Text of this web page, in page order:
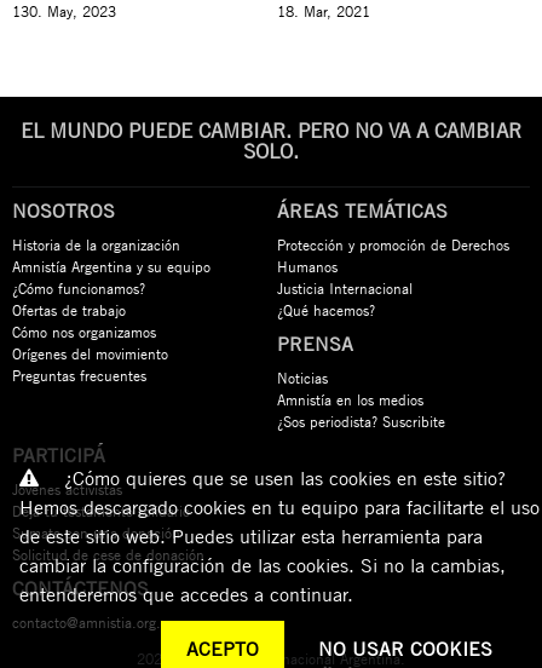
130. May, 2023 18. Mar, 2021
EL MUNDO PUEDE CAMBIAR. PERO NO VA A CAMBIAR
SOLO.
NOSOTROS
Historia de la organización
Amnistía Argentina y su equipo
¿Cómo funcionamos?
Ofertas de trabajo
Cómo nos organizamos
Orígenes del movimiento
Preguntas frecuentes
ÁREAS TEMÁTICAS
Protección y promoción de Derechos
Humanos
Justicia Internacional
¿Qué hacemos?
PRENSA
Noticias
Amnistía en los medios
¿Sos periodista? Suscribite
PARTICIPÁ
Jóvenes activistas
Dejá tu testamento solidario
Sumate con una donación
Solicitud de cese de donación
CONTÁCTENOS
contacto@amnistia.org.ar
2026 © Amnistía Internacional Argentina.
¿Cómo quieres que se usen las cookies en este sitio?
Hemos descargado cookies en tu equipo para facilitarte el uso
de este sitio web. Puedes utilizar esta herramienta para
cambiar la configuración de las cookies. Si no la cambias,
entenderemos que accedes a continuar.
ACEPTO NO USAR COOKIES